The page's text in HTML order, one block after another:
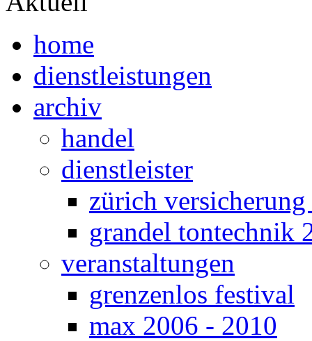
home
dienstleistungen
archiv
handel
dienstleister
zürich
grandel tontechnik
veranstaltungen
grenzenlos festival
max 2006 - 2010